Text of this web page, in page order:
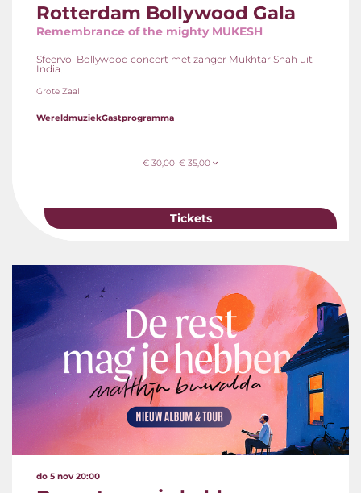
Rotterdam Bollywood Gala
Remembrance of the mighty MUKESH
Sfeervol Bollywood concert met zanger Mukhtar Shah uit
India.
Grote Zaal
WereldmuziekGastprogramma
€ 30,00–€ 35,00
Tickets
do 5 nov20:00